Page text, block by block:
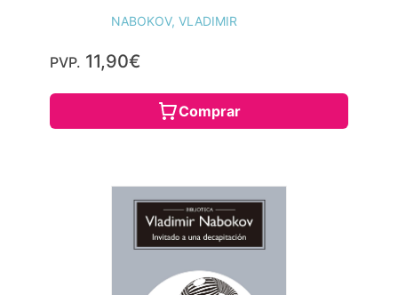
NABOKOV, VLADIMIR
PVP. 11,90€
Comprar